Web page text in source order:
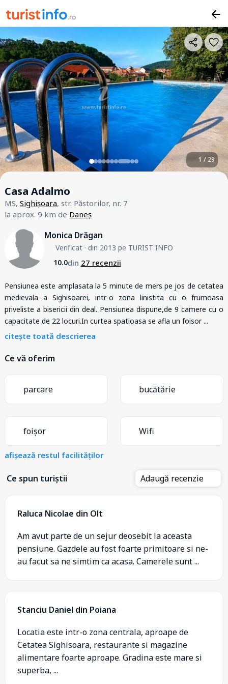
1 / 29
Casa Adalmo
MS, Sighișoara, str. Păstorilor, nr. 7
la aprox. 9 km de Daneș
Monica Drăgan
Verificat· din 2013 pe TURIST INFO
10.0din 27 recenzii
Pensiunea este amplasata la 5 minute de mers pe jos de cetatea
medievala a Sighisoarei, intr-o zona linistita cu o frumoasa
priveliste a bisericii din deal. Pensiunea dispune,de 9 camere cu o
capacitate de 22 locuri.In curtea spatioasa se afla un foisor...
citește toată descrierea
Ce vă oferim
parcare bucătărie
foișor Wifi
afișează restul facilităților
Ce spun turiștii Adaugă recenzie
Raluca Nicolae din Olt
Am avut parte de un sejur deosebit la aceasta
pensiune. Gazdele au fost foarte primitoare si ne-
au facut sa ne simtim ca acasa. Camerele sunt ...
Stanciu Daniel din Poiana
Locatia este intr-o zona centrala, aproape de
Cetatea Sighisoara, restaurante si magazine
alimentare foarte aproape. Gradina este mare si
superba, ...